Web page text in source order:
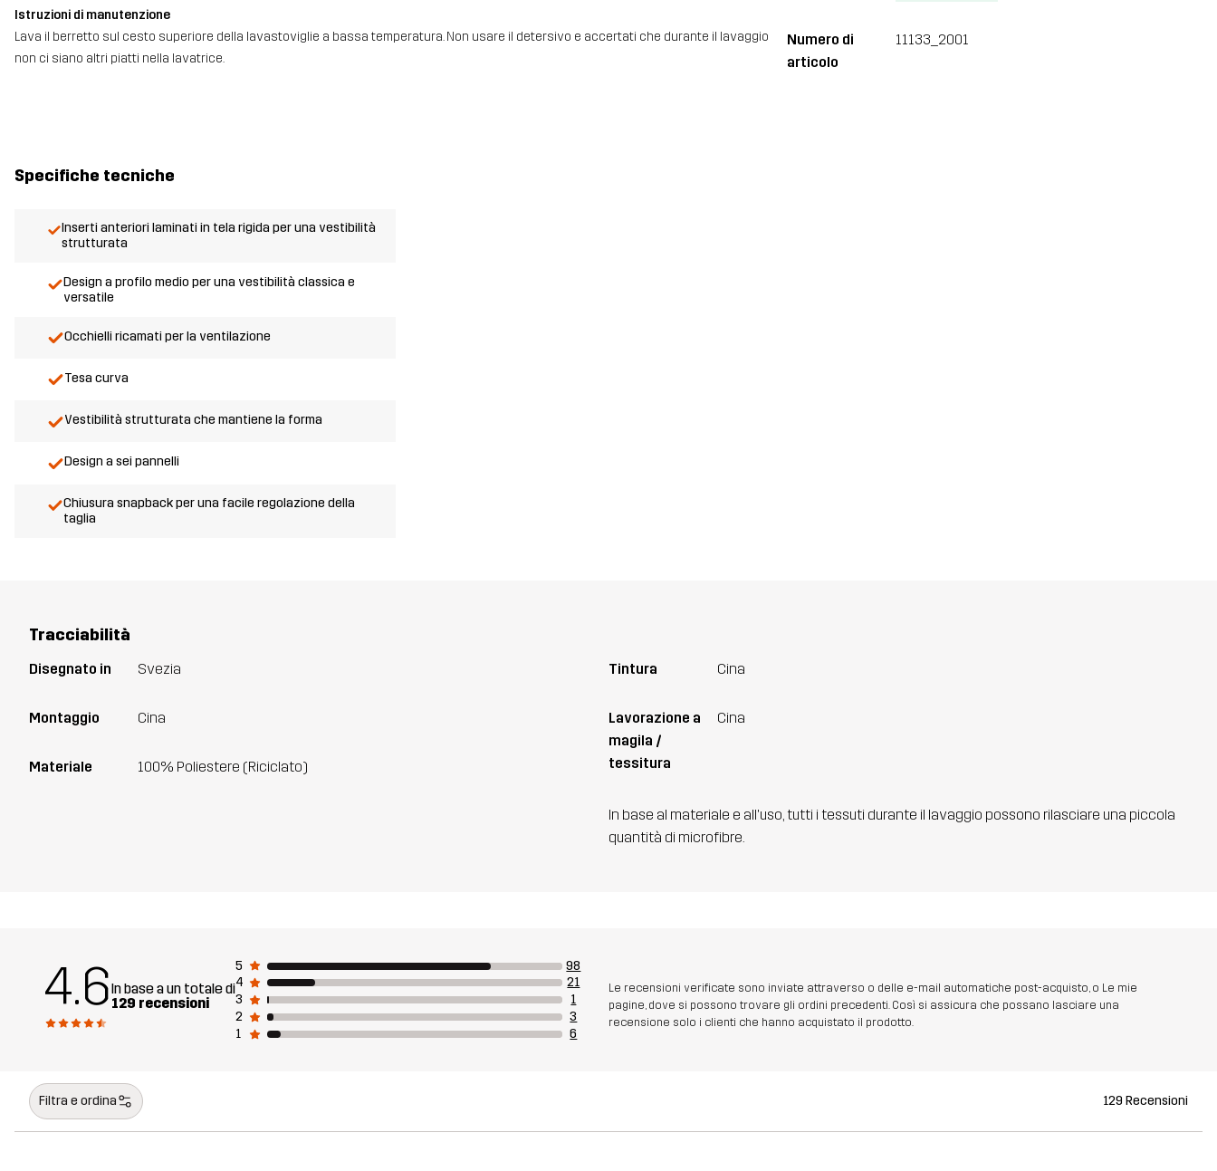
Istruzioni di manutenzione
Lava il berretto sul cesto superiore della lavastoviglie a bassa temperatura. Non usare il detersivo e accertati che durante il lavaggio
non ci siano altri piatti nella lavatrice.
Numero di
articolo
11133_2001
Specifiche tecniche
Inserti anteriori laminati in tela rigida per una vestibilità
strutturata
Design a profilo medio per una vestibilità classica e
versatile
Occhielli ricamati per la ventilazione
Tesa curva
Vestibilità strutturata che mantiene la forma
Design a sei pannelli
Chiusura snapback per una facile regolazione della
taglia
Tracciabilità
Disegnato in Svezia
Montaggio Cina
Materiale 100% Poliestere (Riciclato)
Tintura Cina
Lavorazione a
magila /
tessitura
Cina
In base al materiale e all'uso, tutti i tessuti durante il lavaggio possono rilasciare una piccola
quantità di microfibre.
4.6In base a un totale di
129 recensioni
5
98
4
21
3
1
2
3
1
6
Le recensioni verificate sono inviate attraverso o delle e-mail automatiche post-acquisto, o Le mie
pagine, dove si possono trovare gli ordini precedenti. Così si assicura che possano lasciare una
recensione solo i clienti che hanno acquistato il prodotto.
Filtra e ordina 129 Recensioni